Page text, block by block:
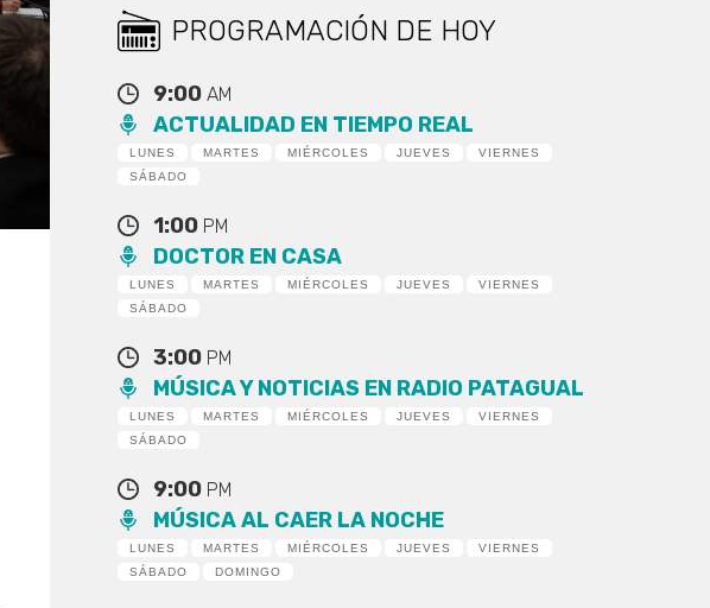
PROGRAMACIÓN DE HOY
9:00AM
ACTUALIDAD EN TIEMPO REAL
LUNES MARTES MIÉRCOLES JUEVES
VIERNES
SÁBADO
1:00 PM
DOCTOR EN CASA
LUNES MARTES MIÉRCOLES JUEVES
VIERNES
SÁBADO
3:00 PM
MÚSICA Y NOTICIAS EN RADIO PATAGUAL
LUNES MARTES MIÉRCOLES JUEVES
VIERNES
SÁBADO
9:00 PM
MÚSICA AL CAER LA NOCHE
LUNES MARTES MIÉRCOLES JUEVES
VIERNES
SÁBADO
DOMINGO